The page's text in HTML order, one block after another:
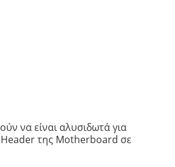
να είναι αλυσιδωτά για
Header της Motherboard σε